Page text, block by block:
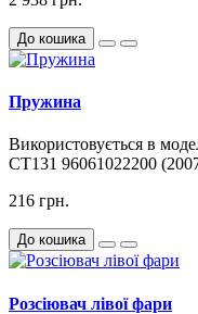
До кошика
Пружина
Використовується в
CT131 96061022200
216 грн.
До кошика
Розсіювач лівої фари